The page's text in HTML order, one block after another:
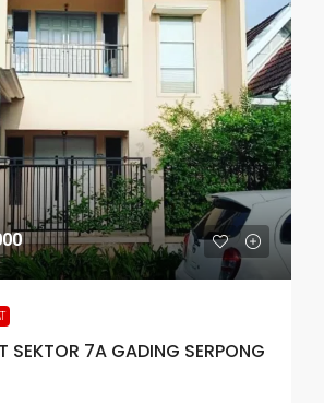
SEKTOR 7A GADING SERPONG